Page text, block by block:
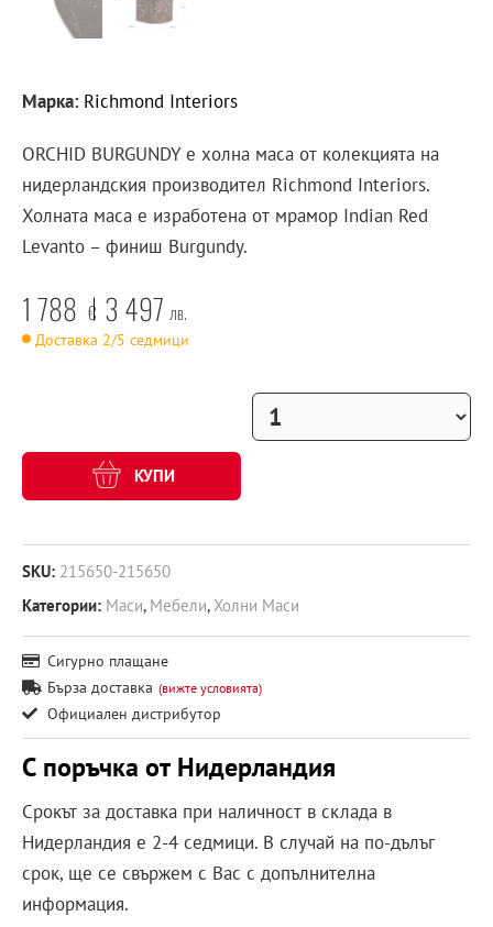
Марка: Richmond Interiors
ORCHID BURGUNDY е холна маса от колекцията на
нидерландския производител Richmond Interiors.
Холната маса е изработена от мрамор Indian Red
Levanto – финиш Burgundy.
1 788 € 3 497 лв.
Доставка 2/5 седмици
КУПИ
SKU: 215650-215650
Категории: Маси, Мебели,Холни Маси
Сигурно плащане
Бърза доставка (вижте условията)
Официален дистрибутор
С поръчка от Нидерландия
Срокът за доставка при наличност в склада в
Нидерландия е 2-4 седмици. В случай на по-дълъг
срок, ще се свържем с Вас с допълнителна
информация.